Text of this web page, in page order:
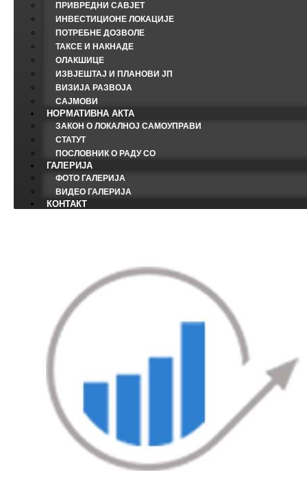
ПРИВРЕДНИ САВЈЕТ
ИНВЕСТИЦИОНЕ ЛОКАЦИЈЕ
ПОТРЕБНЕ ДОЗВОЛЕ
ТАКСЕ И НАКНАДЕ
ОЛАКШИЦЕ
ИЗВЈЕШТАЈ И ПЛАНОВИ ЈП
ВИЗИЈА РАЗВОЈА
САЈМОВИ
НОРМАТИВНА АКТА
ЗАКОН О ЛОКАЛНОЈ САМОУПРАВИ
СТАТУТ
ПОСЛОВНИК О РАДУ СО
ГАЛЕРИЈА
ФОТО ГАЛЕРИЈА
ВИДЕО ГАЛЕРИЈА
КОНТАКТ